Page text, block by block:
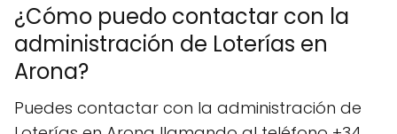
¿Cómo puedo contactar con la
administración de Loterías en
Arona?
Puedes contactar con la administración de